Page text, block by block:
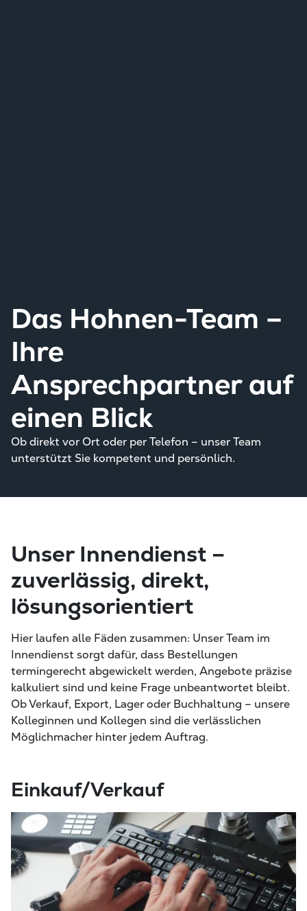
Das Hohnen-Team –
Ihre
Ansprechpartner auf
einen Blick
Ob direkt vor Ort oder per Telefon – unser Team
unterstützt Sie kompetent und persönlich.
Unser Innendienst –
zuverlässig, direkt,
lösungsorientiert
Hier laufen alle Fäden zusammen: Unser Team im
Innendienst sorgt dafür, dass Bestellungen
termingerecht abgewickelt werden, Angebote präzise
kalkuliert sind und keine Frage unbeantwortet bleibt.
Ob Verkauf, Export, Lager oder Buchhaltung – unsere
Kolleginnen und Kollegen sind die verlässlichen
Möglichmacher hinter jedem Auftrag.
Einkauf/Verkauf